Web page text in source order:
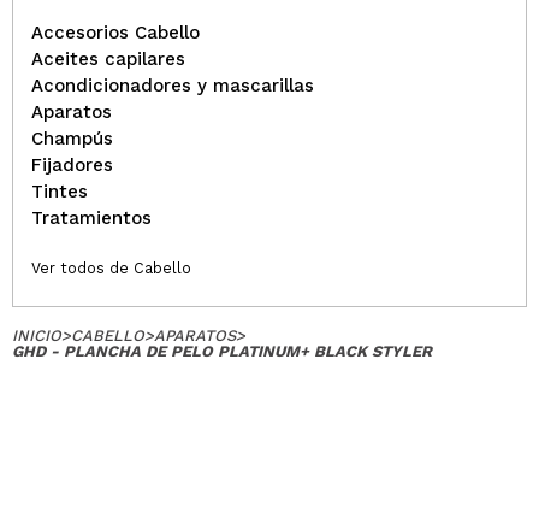
Accesorios Cabello
Aceites capilares
Acondicionadores y mascarillas
Aparatos
Champús
Fijadores
Tintes
Tratamientos
Ver todos de Cabello
INICIO>CABELLO>APARATOS>
GHD - PLANCHA DE PELO PLATINUM+ BLACK STYLER